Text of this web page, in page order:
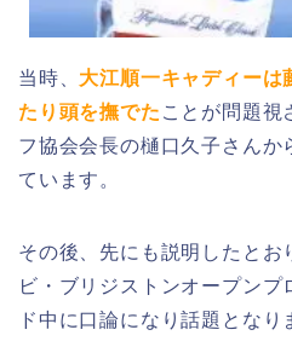
当時、 大江順一キャディーは
たり頭を撫でた ことが問題視
フ協会会長の樋口久子さんか
ています。
その後、先にも説明したとお
ビ・ブリジストンオープンプ
ド中に口論になり話題となり